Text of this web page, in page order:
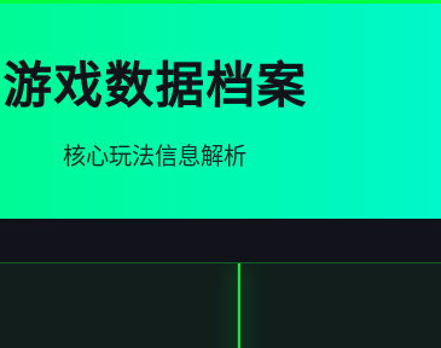
游戏数据档案
核心玩法信息解析